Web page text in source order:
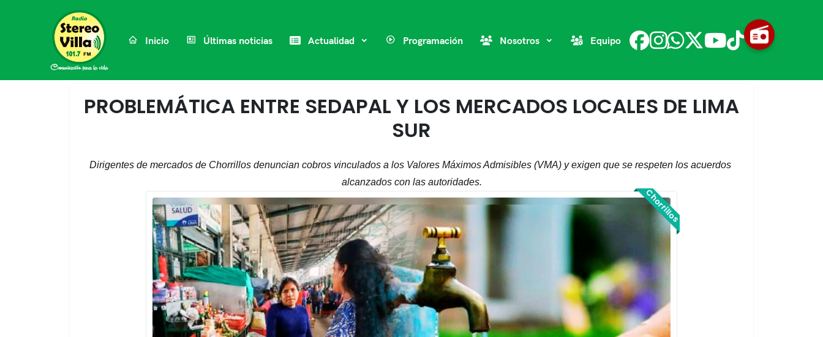
Inicio Últimas noticias Actualidad Programación Nosotros Equipo
PROBLEMÁTICA ENTRE SEDAPAL Y LOS MERCADOS LOCALES DE LIMA
SUR
Dirigentes de mercados de Chorrillos denuncian cobros vinculados a los Valores Máximos Admisibles (VMA) y exigen que se respeten los acuerdos
alcanzados con las autoridades.
Chorrillos